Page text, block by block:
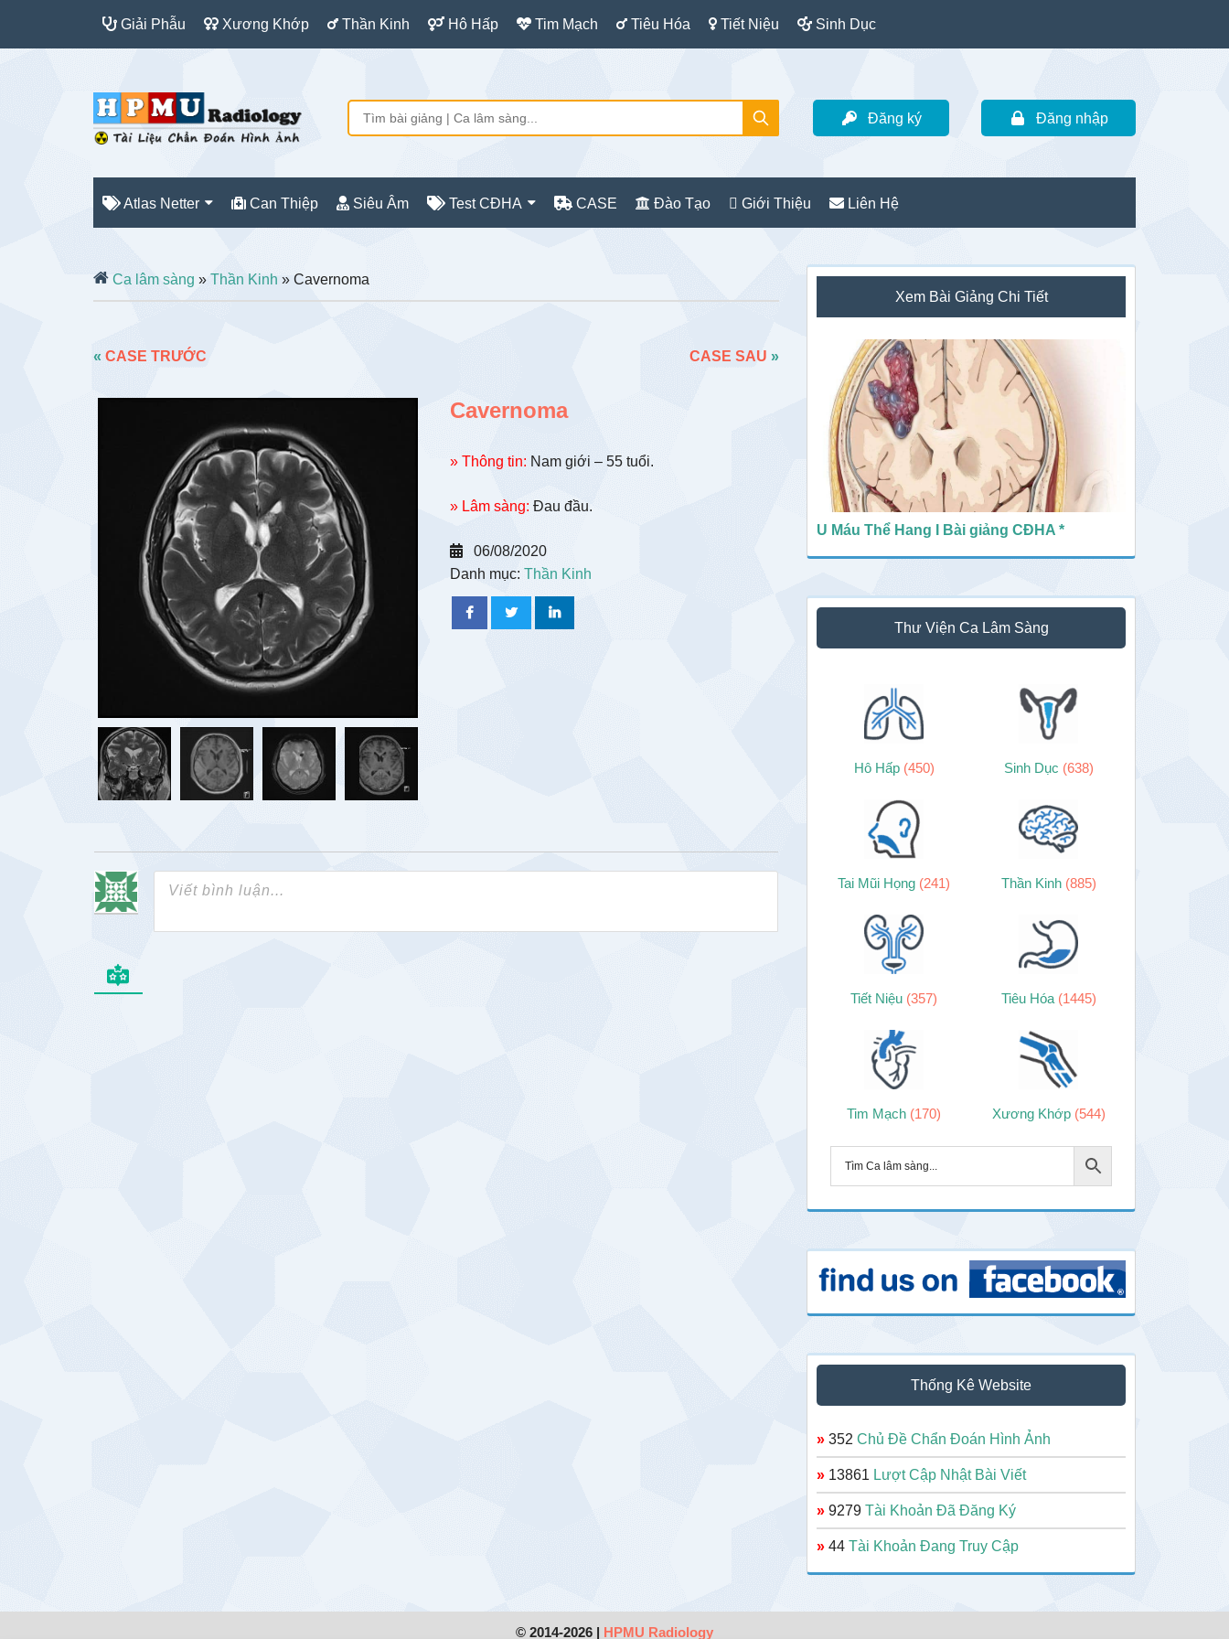
Giải Phẫu Xương Khớp Thần Kinh Hô Hấp Tim Mạch Tiêu Hóa Tiết Niệu Sinh Dục
Đăng ký Đăng nhập
Atlas Netter Can Thiệp Siêu Âm Test CĐHA CASE Đào Tạo Giới Thiệu Liên Hệ
Ca lâm sàng » Thần Kinh » Cavernoma
« CASE TRƯỚC CASE SAU »
Cavernoma
» Thông tin: Nam giới – 55 tuổi.
» Lâm sàng: Đau đầu.
06/08/2020
Danh mục: Thần Kinh
Sidebar
chính
Xem Bài Giảng Chi Tiết
U Máu Thể Hang I Bài giảng CĐHA *
Thư Viện Ca Lâm Sàng
Hô Hấp (450) Sinh Dục (638)
Tai Mũi Họng (241) Thần Kinh (885)
Tiết Niệu (357) Tiêu Hóa (1445)
Tim Mạch (170) Xương Khớp (544)
Thống Kê Website
» 352 Chủ Đề Chẩn Đoán Hình Ảnh
» 13861 Lượt Cập Nhật Bài Viết
» 9279 Tài Khoản Đã Đăng Ký
» 44 Tài Khoản Đang Truy Cập
© 2014-2026 | HPMU Radiology